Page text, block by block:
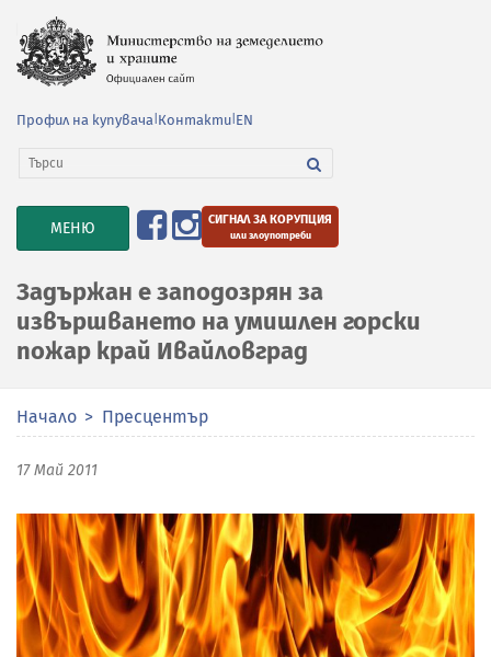
Профил на купувача Контакти EN
TOGGLE
NAVIGATION
МЕНЮ СИГНАЛ ЗА КОРУПЦИЯ
или злоупотреби
Задържан е заподозрян за
извършването на умишлен горски
пожар край Ивайловград
Начало Пресцентър
17 Май 2011